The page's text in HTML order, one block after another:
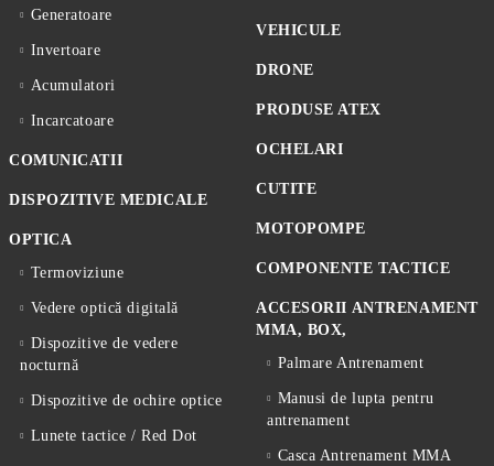
Generatoare
Invertoare
Acumulatori
Incarcatoare
COMUNICATII
DISPOZITIVE MEDICALE
OPTICA
Termoviziune
Vedere optică digitală
Dispozitive de vedere
nocturnă
Dispozitive de ochire optice
Lunete tactice / Red Dot
VEHICULE
DRONE
PRODUSE ATEX
OCHELARI
CUTITE
MOTOPOMPE
COMPONENTE TACTICE
ACCESORII ANTRENAMENT
MMA, BOX,
Palmare Antrenament
Manusi de lupta pentru
antrenament
Casca Antrenament MMA